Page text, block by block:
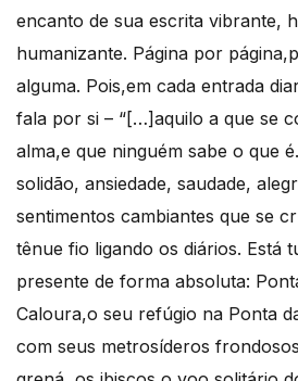
encanto de sua escrita vibrante,
humanizante. Página por
alguma. Pois,em cada entrada
fala por si – “[…]aquilo a que se
alma,e que ninguém sabe o que
solidão, ansiedade, saudade,
sentimentos cambiantes que se
tênue fio ligando os diários. Está
presente de forma absoluta:
Caloura,o seu refúgio na Ponta
com seus metrosíderos